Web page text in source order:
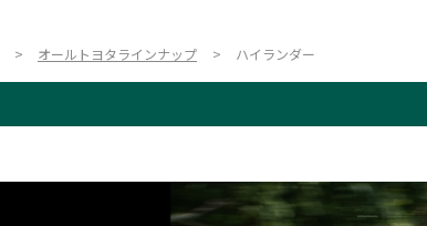
オールトヨタラインナップ ハイランダー